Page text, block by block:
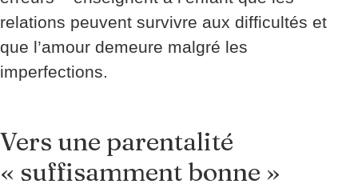
relations peuvent survivre aux difficultés et
que l’amour demeure malgré les
imperfections.
Vers une parentalité
« suffisamment bonne »